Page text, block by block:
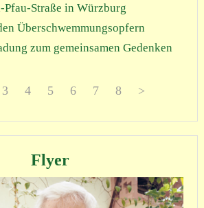
Pfau-Straße in Würzburg
Überschwemmungsopfern
zum gemeinsamen Gedenken
3 4 5 6 7 8 >
Flyer